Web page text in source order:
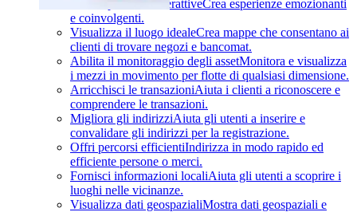
Crea esperienze interattiveCrea esperienze emozionanti
e coinvolgenti.
Visualizza il luogo idealeCrea mappe che consentano ai
clienti di trovare negozi e bancomat.
Abilita il monitoraggio degli assetMonitora e visualizza
i mezzi in movimento per flotte di qualsiasi dimensione.
Arricchisci le transazioniAiuta i clienti a riconoscere e
comprendere le transazioni.
Migliora gli indirizziAiuta gli utenti a inserire e
convalidare gli indirizzi per la registrazione.
Offri percorsi efficientiIndirizza in modo rapido ed
efficiente persone o merci.
Fornisci informazioni localiAiuta gli utenti a scoprire i
luoghi nelle vicinanze.
Visualizza dati geospazialiMostra dati geospaziali e